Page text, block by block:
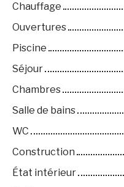
Chauffage
Ouvertures
Piscine
Séjour
Chambres
Salle de bains
WC
Construction
État intérieur